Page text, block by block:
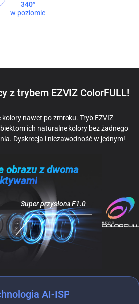
340°
w poziomie
z trybem EZVIZ ColorFULL!
nawet po zmroku. Tryb EZVIZ
ich naturalne kolory bez żadnego
Dyskrecja i niezawodność w jednym!
obrazu z dwoma
Super przysłona F1.0
AI-ISP